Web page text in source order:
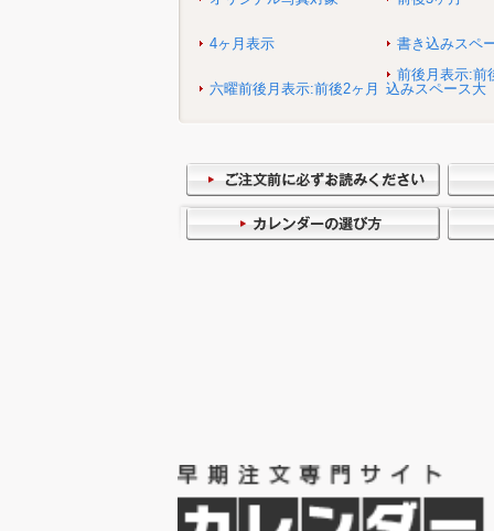
4ヶ月表示 書き込みスペ
六曜前後月表示:前後2ヶ月
前後月表示:前
込みスペース大